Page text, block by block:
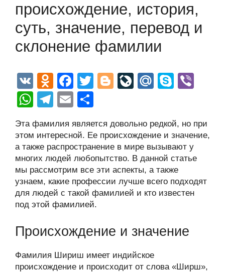
происхождение, история,
суть, значение, перевод и
склонение фамилии
V
K
O
d
n
o
kl
a
ss
ni
ki
F
a
c
e
b
o
o
k
T
er
Bl
g
er
Li
J
o
ur
n
al
M
u
S
e
W
at
s
A
p
p
T
e
gr
a
m
E
ail р
а
в
и
ть
Эта фамилия является довольно редкой, но при
этом интересной. Ее происхождение и значение,
а также распространение в мире вызывают у
многих людей любопытство. В данной статье
мы рассмотрим все эти аспекты, а также
узнаем, какие профессии лучше всего подходят
для людей с такой фамилией и кто известен
под этой фамилией.
Происхождение и значение
Фамилия Шириш имеет индийское
происхождение и происходит от слова «Ширш»,